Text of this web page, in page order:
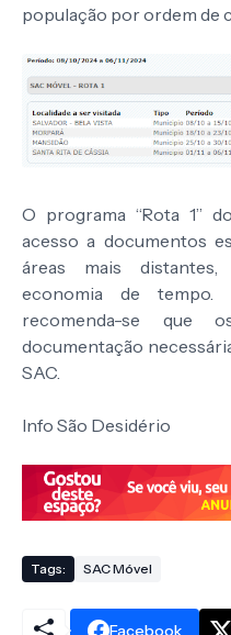
população por ordem de
O programa “Rota 1”
acesso a documentos
áreas mais
economia de tempo.
recomenda-se que
documentação
SAC.
Info São Desidério
Tags: SAC Móvel
Facebook